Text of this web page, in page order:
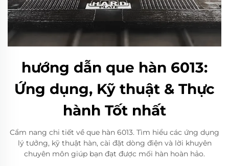
hướng dẫn que hàn 6013:
Ứng dụng, Kỹ thuật & Thực
hành Tốt nhất
Cẩm nang chi tiết về que hàn 6013. Tìm hiểu các ứng dụng
lý tưởng, kỹ thuật hàn, cài đặt dòng điện và lời khuyên
chuyên môn giúp bạn đạt được mối hàn hoàn hảo.